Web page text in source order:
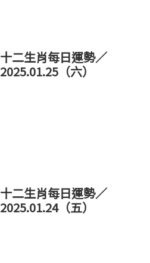
十二生肖每日運勢／
2025.01.25（六）
十二生肖每日運勢／
2025.01.24（五）